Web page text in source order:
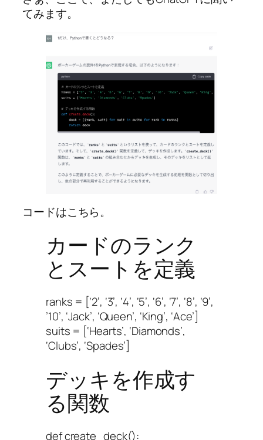
てみます。
コードはこちら。
カードのランク
とスートを定義
ranks = [‘2’, ‘3’, ‘4’, ‘5’, ‘6’, ‘7’, ‘8’, ‘9’,
’10’, ‘Jack’, ‘Queen’, ‘King’, ‘Ace’]
suits = [‘Hearts’, ‘Diamonds’,
‘Clubs’, ‘Spades’]
デッキを作成す
る関数
def create_deck():